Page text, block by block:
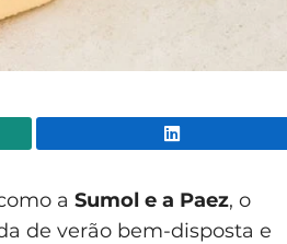
a Sumol e a Paez, o
de verão bem-disposta e